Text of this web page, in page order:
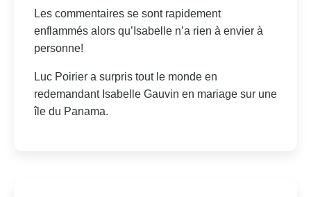
Les commentaires se sont rapidement
enflammés alors qu’Isabelle n’a rien à envier à
personne!
Luc Poirier a surpris tout le monde en
redemandant Isabelle Gauvin en mariage sur une
île du Panama.